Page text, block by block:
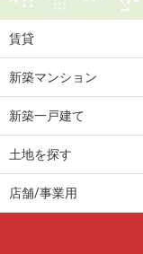
賃貸
新築マンション
新築一戸建て
土地を探す
店舗/事業用